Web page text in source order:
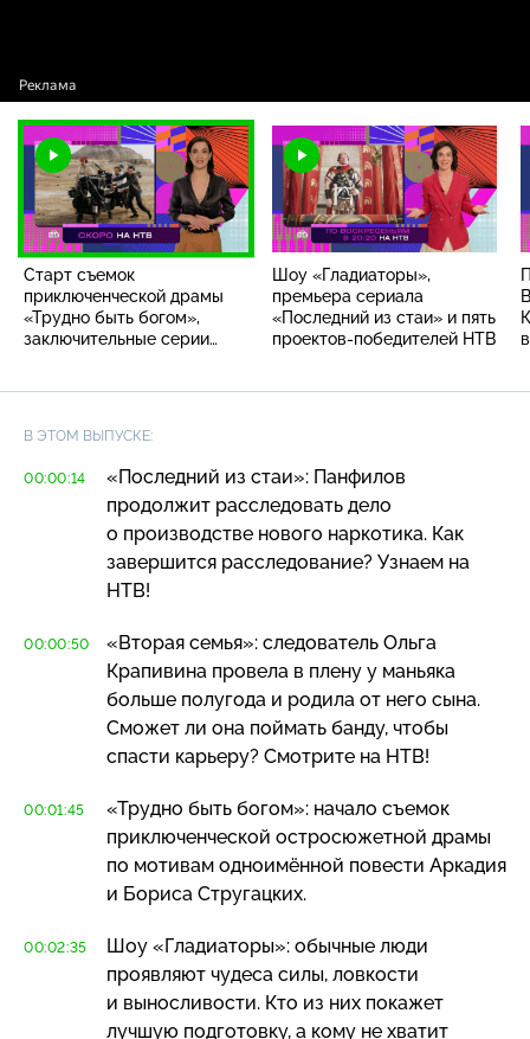
Старт съемок
приключенческой драмы
«Трудно быть богом»,
заключительные серии
Шоу «Гладиаторы»,
премьера сериала
«Последний из стаи» и пять
проектов-победителей НТВ
В ЭТОМ ВЫПУСКЕ:
00:00:14
«Последний из стаи»: Панфилов
продолжит расследовать дело
о производстве нового наркотика. Как
завершится расследование? Узнаем на
НТВ!
00:00:50
«Вторая семья»: следователь Ольга
Крапивина провела в плену у маньяка
больше полугода и родила от него сына.
Сможет ли она поймать банду, чтобы
спасти карьеру? Смотрите на НТВ!
00:01:45
«Трудно быть богом»: начало съемок
приключенческой остросюжетной драмы
по мотивам одноимённой повести Аркадия
и Бориса Стругацких.
00:02:35
Шоу «Гладиаторы»: обычные люди
проявляют чудеса силы, ловкости
и выносливости. Кто из них покажет
лучшую подготовку, а кому не хватит